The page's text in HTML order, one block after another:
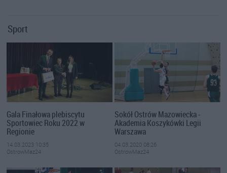
Sport
Gala Finałowa plebiscytu
Sportowiec Roku 2022 w
Regionie
14.03.2023 10:35
OstrowMaz24
Sokół Ostrów Mazowiecka -
Akademia Koszykówki Legii
Warszawa
04.03.2020 08:26
OstrowMaz24